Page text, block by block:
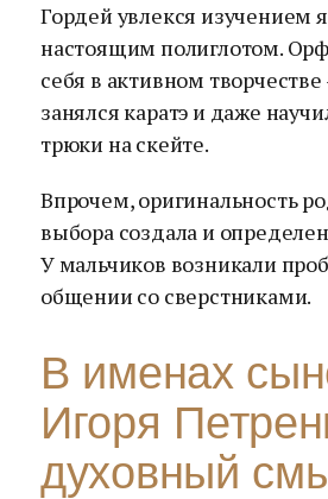
Гордей увлекся изучением
настоящим полиглотом.
себя в активном
занялся каратэ и даже
трюки на скейте.
Впрочем, оригинальность
выбора создала и
У мальчиков возникали
общении со сверстниками.
В именах
Игоря
духовный